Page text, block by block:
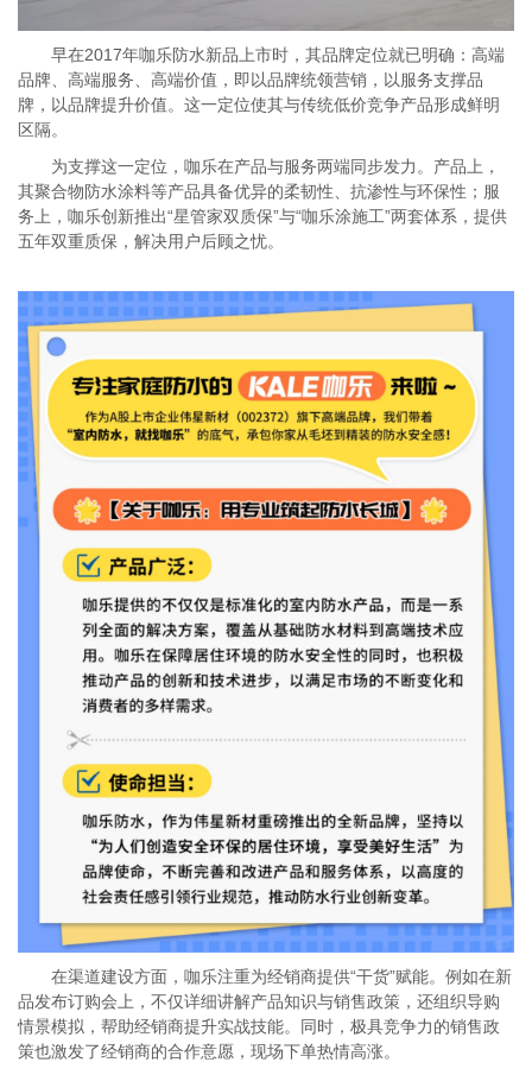
早在2017年咖乐防水新品上市时，其品牌定位就已明确：高端
品牌、高端服务、高端价值，即以品牌统领营销，以服务支撑品
牌，以品牌提升价值。这一定位使其与传统低价竞争产品形成鲜明
区隔。
为支撑这一定位，咖乐在产品与服务两端同步发力。产品上，
其聚合物防水涂料等产品具备优异的柔韧性、抗渗性与环保性；服
务上，咖乐创新推出“星管家双质保”与“咖乐涂施工”两套体系，提供
五年双重质保，解决用户后顾之忧。
在渠道建设方面，咖乐注重为经销商提供“干货”赋能。例如在新
品发布订购会上，不仅详细讲解产品知识与销售政策，还组织导购
情景模拟，帮助经销商提升实战技能。同时，极具竞争力的销售政
策也激发了经销商的合作意愿，现场下单热情高涨。